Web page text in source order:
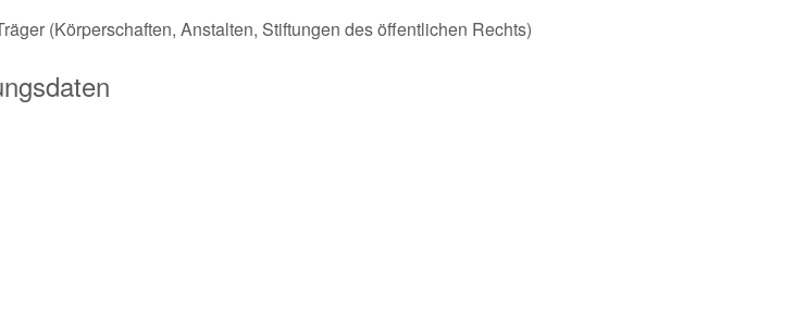
(Körperschaften, Anstalten, Stiftungen des öffentlichen Rechts)